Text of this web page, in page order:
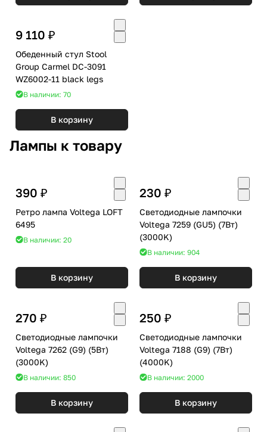
9 110 ₽
Обеденный стул Stool
Group Carmel DC-3091
WZ6002-11 black legs
В наличии: 70
В корзину
Лампы к товару
390 ₽
Ретро лампа Voltega LOFT
6495
В наличии: 20
В корзину
230 ₽
Светодиодные лампочки
Voltega 7259 (GU5) (7Вт)
(3000K)
В наличии: 904
В корзину
270 ₽
Светодиодные лампочки
Voltega 7262 (G9) (5Вт)
(3000K)
В наличии: 850
В корзину
250 ₽
Светодиодные лампочки
Voltega 7188 (G9) (7Вт)
(4000K)
В наличии: 2000
В корзину